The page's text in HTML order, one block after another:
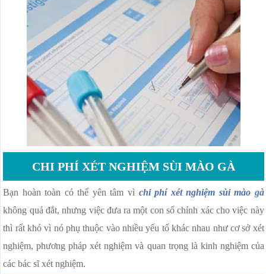
CHI PHÍ XÉT NGHIỆM SÙI MÀO GÀ
Bạn hoàn toàn có thể yên tâm vì chi phí xét nghiệm sùi mào gà
không quá đắt, nhưng việc đưa ra một con số chính xác cho việc này
thì rất khó vì nó phụ thuộc vào nhiều yếu tố khác nhau như cơ sở xét
nghiệm, phương pháp xét nghiệm và quan trọng là kinh nghiệm của
các bác sĩ xét nghiệm.